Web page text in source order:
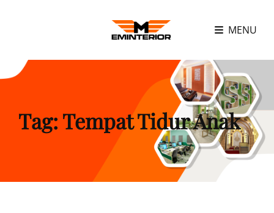
MENU
Tag:Tempat Tidur Anak